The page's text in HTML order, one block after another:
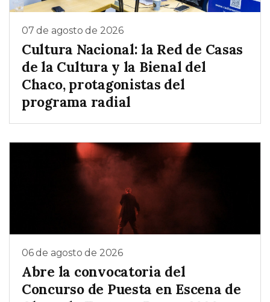
07 de agosto de 2026
Cultura Nacional: la Red de Casas
de la Cultura y la Bienal del
Chaco, protagonistas del
programa radial
06 de agosto de 2026
Abre la convocatoria del
Concurso de Puesta en Escena de